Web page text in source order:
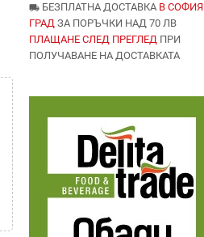
local_shippingБЕЗПЛАТНА ДОСТАВКА В СОФИЯ
ГРАД ЗА ПОРЪЧКИ НАД 70 ЛВ
ПЛАЩАНЕ СЛЕД ПРЕГЛЕД ПРИ
ПОЛУЧАВАНЕ НА ДОСТАВКАТА